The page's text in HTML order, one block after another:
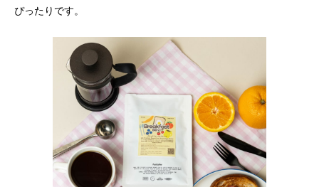
ぴったりです。